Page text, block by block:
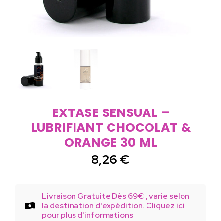
EXTASE SENSUAL –
LUBRIFIANT CHOCOLAT &
ORANGE 30 ML
8,26 €
Livraison Gratuite Dès 69€ , varie selon
la destination d'expédition. Cliquez ici
pour plus d'informations